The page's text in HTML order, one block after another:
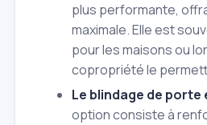
plus performante,
maximale. Elle est
pour les maisons ou
copropriété le
Le blindage de
option consiste à